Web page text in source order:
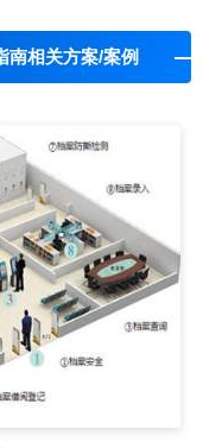
南相关方案/案例